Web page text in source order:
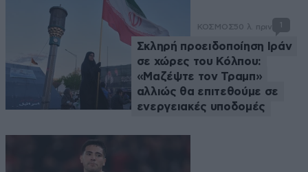
ΚΟΣΜΟΣ50 λ. πριν 1
Σκληρή προειδοποίηση Ιράν
σε χώρες του Κόλπου:
«Μαζέψτε τον Τραμπ»
αλλιώς θα επιτεθούμε σε
ενεργειακές υποδομές